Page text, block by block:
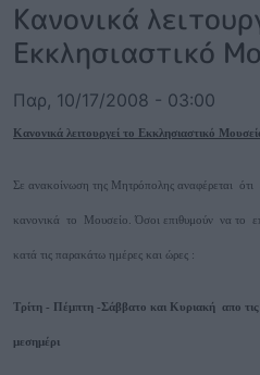
Κανονικά
Εκκλησιαστικό
Παρ, 10/17/2008 - 03:00
Κανονικά λειτουργεί το Εκκλησιαστικό
Σε ανακοίνωση της Μητρόπολης αναφέρεται ότι
κανονικά το Μουσείο. Όσοι επιθυμούν να το
κατά τις παρακάτω ημέρες και ώρες :
Τρίτη - Πέμπτη -Σάββατο και Κυριακή απο τις
μεσημέρι